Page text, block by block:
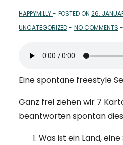
HAPPYMILLY POSTED ON 26.
UNCATEGORIZED
NO COMMENTS
Eine spontane freestyle
Ganz frei ziehen wir 7
beantworten spontan
Was ist ein Land,